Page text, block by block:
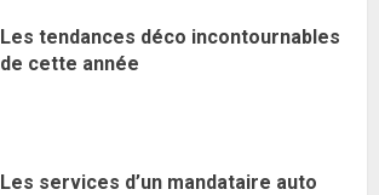
Les tendances déco incontournables
de cette année
Les services d’un mandataire auto